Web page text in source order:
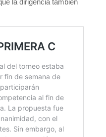
la dirigencia también